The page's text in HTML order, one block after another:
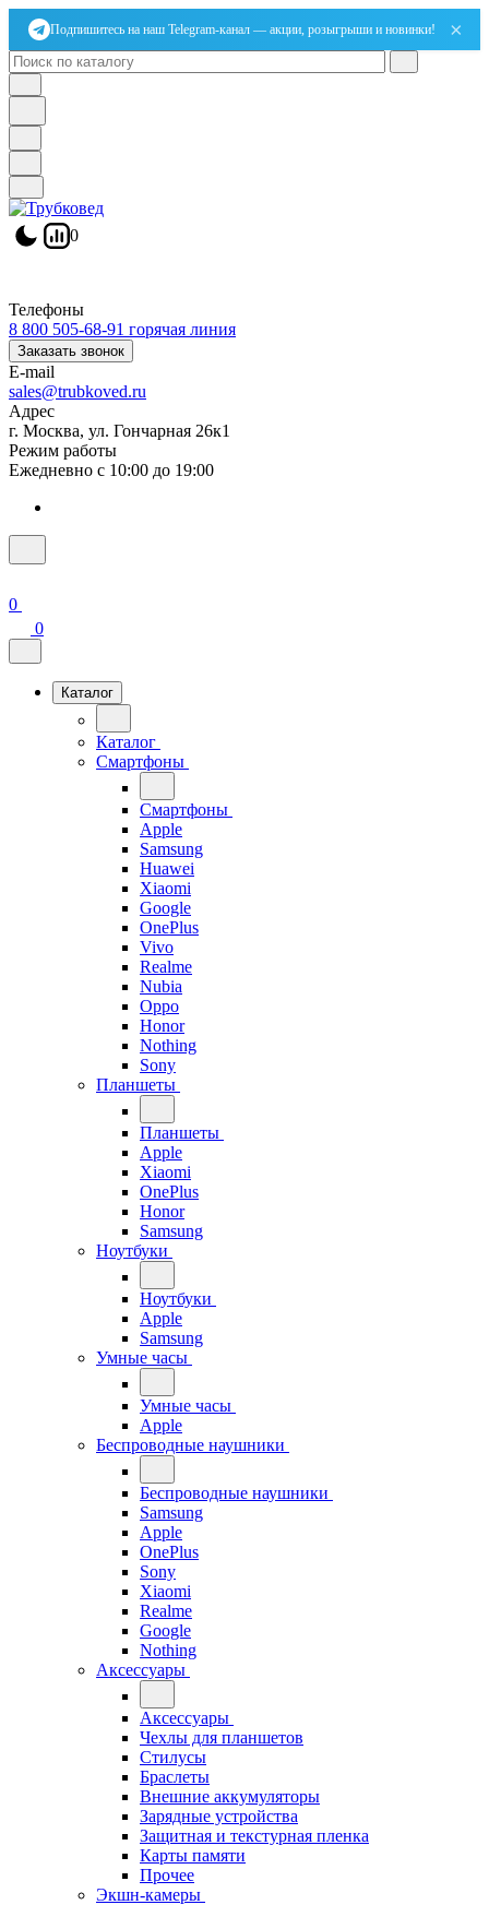
Подпишитесь на наш Telegram-канал — акции, розыгрыши и новинки! ×
0
Телефоны
8 800 505-68-91 горячая линия
Заказать звонок
E-mail
sales@trubkoved.ru
Адрес
г. Москва, ул. Гончарная 26к1
Режим работы
Ежедневно с 10:00 до 19:00
0
0
Каталог
Каталог
Смартфоны
Смартфоны
Apple
Samsung
Huawei
Xiaomi
Google
OnePlus
Vivo
Realme
Nubia
Oppo
Honor
Nothing
Sony
Планшеты
Планшеты
Apple
Xiaomi
OnePlus
Honor
Samsung
Ноутбуки
Ноутбуки
Apple
Samsung
Умные часы
Умные часы
Apple
Беспроводные наушники
Беспроводные наушники
Samsung
Apple
OnePlus
Sony
Xiaomi
Realme
Google
Nothing
Аксессуары
Аксессуары
Чехлы для планшетов
Стилусы
Браслеты
Внешние аккумуляторы
Зарядные устройства
Защитная и текстурная пленка
Карты памяти
Прочее
Экшн-камеры